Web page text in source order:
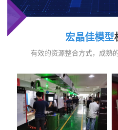
宏晶佳模型
有效的资源整合方式，成熟